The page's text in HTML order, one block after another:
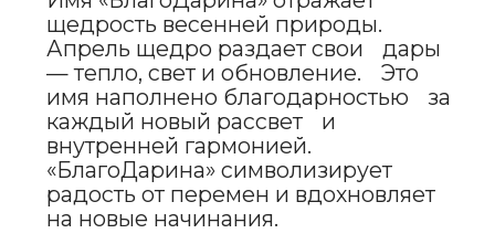
Имя «Зелёна» черпает свою силу
из свежести апрельских лугов.
Оно символизирует рост и
обновление, наполняя сердце
уверенностью и вдохновением.
«Зелёна» побуждает к новым
свершениям, напоминая, что
каждый новый лист — это знак
возрождения и магии весны.